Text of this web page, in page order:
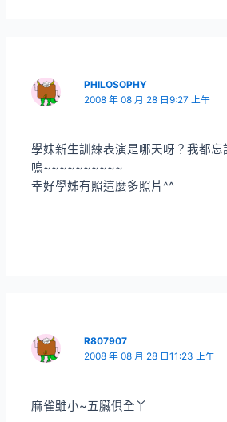
PHILOSOPHY
2008 年 08 月 28 日9:27 上午
學妹新生訓練表演是哪天呀？我都忘
嗚~~~~~~~~~~
幸好學姊有照這麼多照片^^
R807907
2008 年 08 月 28 日11:23 上午
麻雀雖小~五臟俱全丫